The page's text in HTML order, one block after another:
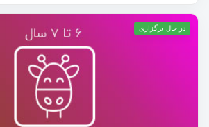
در حال برگزاری